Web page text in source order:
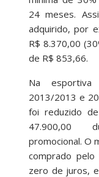
24 meses.
adquirido, por
R$ 8.370,00
de R$ 853,66.
Na esportiva
2013/2013 e
foi reduzido
47.900,00
promocional. O
comprado pelo
zero de juros,